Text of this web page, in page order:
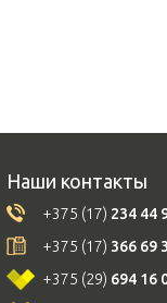
Наши контакты
+375 (17) 234 44
+375 (17) 366 69
+375 (29) 694 16